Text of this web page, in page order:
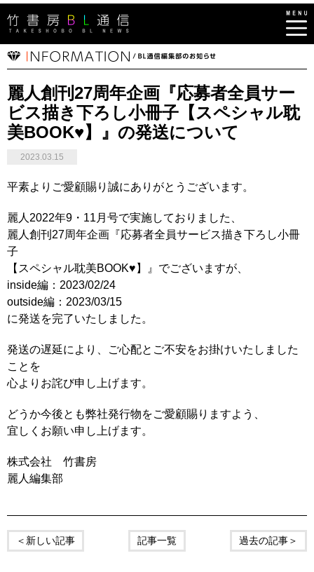
麗人創刊27周年企画『応募者全員サー
ビス描き下ろし小冊子【スペシャル耽
美BOOK♥】』の発送について
2023.03.15
平素よりご愛顧賜り誠にありがとうございます。
麗人2022年9・11月号で実施しておりました、
麗人創刊27周年企画『応募者全員サービス描き下ろし小冊
子
【スペシャル耽美BOOK♥】』でございますが、
inside編：2023/02/24
outside編：2023/03/15
に発送を完了いたしました。
発送の遅延により、ご心配とご不安をお掛けいたしました
ことを
心よりお詫び申し上げます。
どうか今後とも弊社発行物をご愛顧賜りますよう、
宜しくお願い申し上げます。
株式会社 竹書房
麗人編集部
＜新しい記事 過去の記事＞
記事一覧